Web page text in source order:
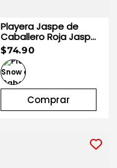
Playera Jaspe de
Caballero Roja Jaspe
100% Algodón |
Optima
$74.90
Comprar